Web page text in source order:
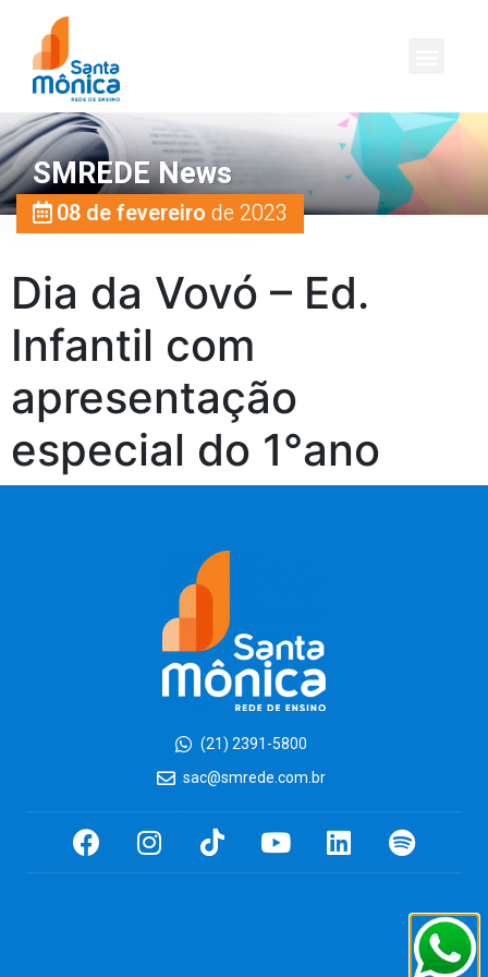
SMREDE News
08 de fevereiro de 2023
Dia da Vovó – Ed.
Infantil com
apresentação
especial do 1°ano
(21) 2391-5800
sac@smrede.com.br